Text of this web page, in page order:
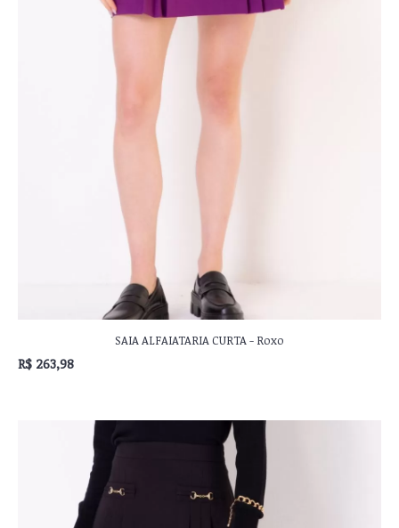
SAIA ALFAIATARIA CURTA - Roxo
R$ 263,98